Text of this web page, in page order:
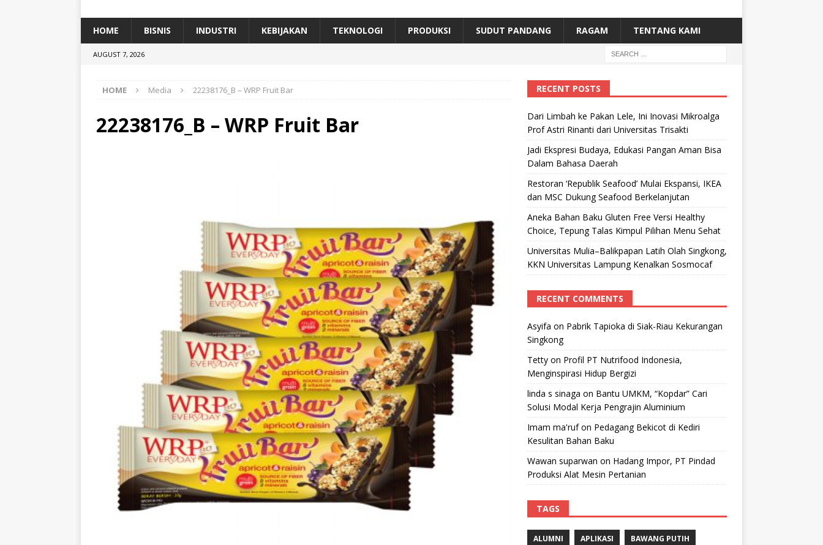
[ July 11, 2026 ] Dari Limbah ke Pakan Lele, Ini Inovasi Mikroalga Prof Astri Rinanti dari Universitas Trisakti
HOME BISNIS INDUSTRI KEBIJAKAN TEKNOLOGI PRODUKSI SUDUT PANDANG RAGAM TENTANG KAMI
AUGUST 7, 2026
HOME Media 22238176_B – WRP Fruit Bar
22238176_B – WRP Fruit Bar
RECENT POSTS
Dari Limbah ke Pakan Lele, Ini Inovasi Mikroalga
Prof Astri Rinanti dari Universitas Trisakti
Jadi Ekspresi Budaya, Edukasi Pangan Aman Bisa
Dalam Bahasa Daerah
Restoran ‘Republik Seafood’ Mulai Ekspansi, IKEA
dan MSC Dukung Seafood Berkelanjutan
Aneka Bahan Baku Gluten Free Versi Healthy
Choice, Tepung Talas Kimpul Pilihan Menu Sehat
Universitas Mulia–Balikpapan Latih Olah Singkong,
KKN Universitas Lampung Kenalkan Sosmocaf
RECENT COMMENTS
Asyifa on Pabrik Tapioka di Siak-Riau Kekurangan
Singkong
Tettyon Profil PT Nutrifood Indonesia,
Menginspirasi Hidup Bergizi
linda s sinaga on Bantu UMKM, “Kopdar” Cari
Solusi Modal Kerja Pengrajin Aluminium
Imam ma'rufon Pedagang Bekicot di Kediri
Kesulitan Bahan Baku
Wawan suparwan on Hadang Impor, PT Pindad
Produksi Alat Mesin Pertanian
TAGS
ALUMNI APLIKASI BAWANG PUTIH